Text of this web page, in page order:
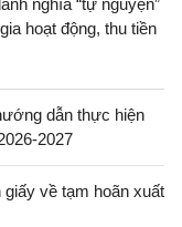
nghĩa “tự nguyện”
hoạt động, thu tiền
dẫn thực hiện
2027
về tạm hoãn xuất